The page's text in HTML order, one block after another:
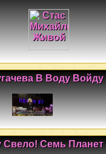
В Воду Войду
Свело! Семь Планет